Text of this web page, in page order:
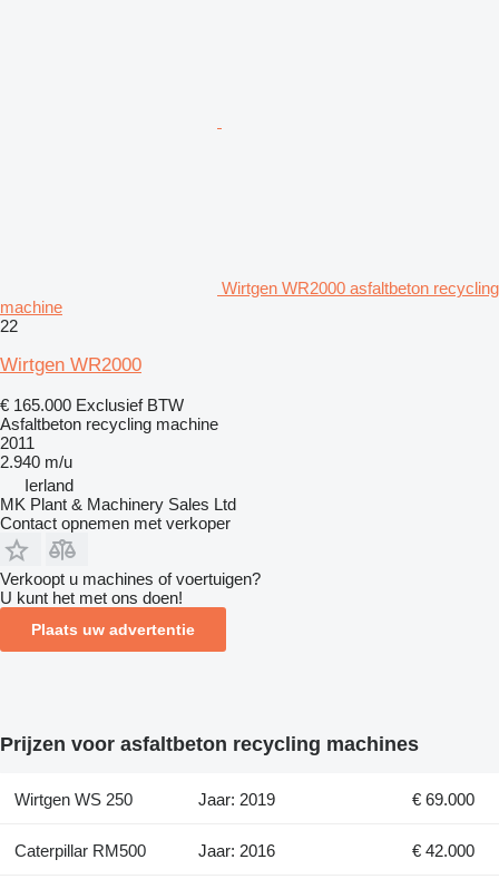
Wirtgen WR2000 asfaltbeton recycling
machine
22
Wirtgen WR2000
€ 165.000 Exclusief BTW
Asfaltbeton recycling machine
2011
2.940 m/u
Ierland
MK Plant & Machinery Sales Ltd
Contact opnemen met verkoper
Verkoopt u machines of voertuigen?
U kunt het met ons doen!
Plaats uw advertentie
Prijzen voor asfaltbeton recycling machines
Wirtgen WS 250 Jaar: 2019 € 69.000
Caterpillar RM500 Jaar: 2016 € 42.000